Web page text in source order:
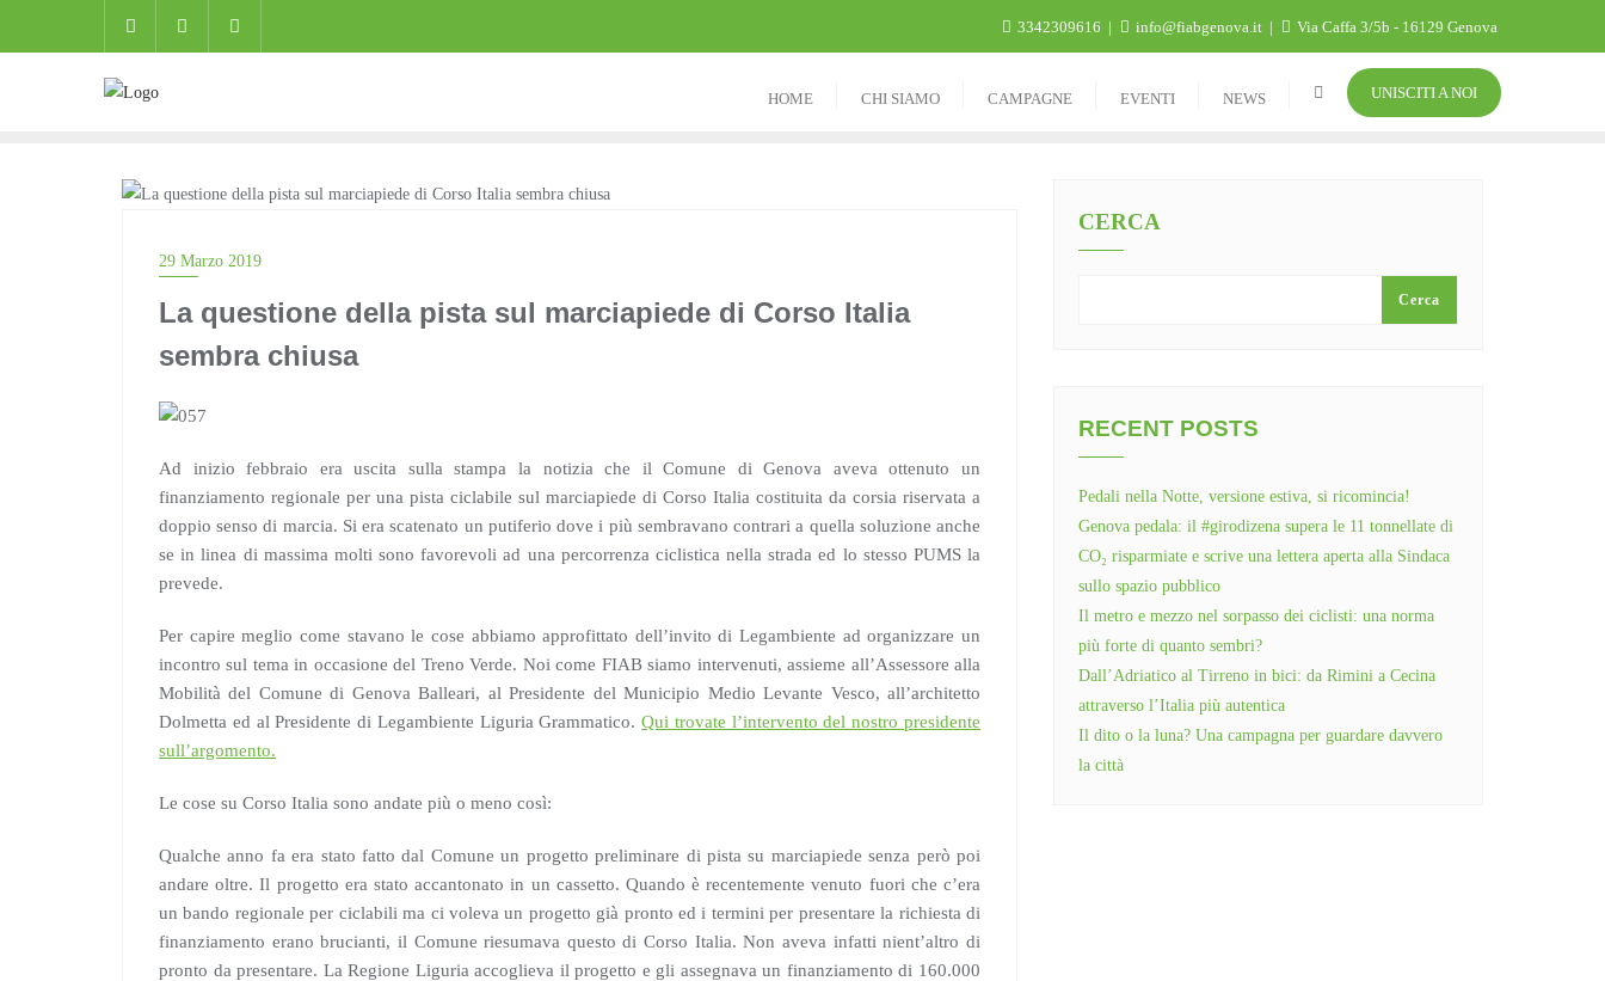
3342309616 info@fiabgenova.it Via Caffa 3/5b - 16129 Genova
HOME CHI SIAMO CAMPAGNE EVENTI NEWS UNISCITI A NOI
29 Marzo 2019
La questione della pista sul marciapiede di Corso Italia
sembra chiusa
Ad inizio febbraio era uscita sulla stampa la notizia che il Comune di Genova aveva ottenuto un
finanziamento regionale per una pista ciclabile sul marciapiede di Corso Italia costituita da corsia riservata a
doppio senso di marcia. Si era scatenato un putiferio dove i più sembravano contrari a quella soluzione anche
se in linea di massima molti sono favorevoli ad una percorrenza ciclistica nella strada ed lo stesso PUMS la
prevede.
Per capire meglio come stavano le cose abbiamo approfittato dell’invito di Legambiente ad organizzare un
incontro sul tema in occasione del Treno Verde. Noi come FIAB siamo intervenuti, assieme all’Assessore alla
Mobilità del Comune di Genova Balleari, al Presidente del Municipio Medio Levante Vesco, all’architetto
Dolmetta ed al Presidente di Legambiente Liguria Grammatico.Qui trovate l’intervento del nostro presidente
sull’argomento.
Le cose su Corso Italia sono andate più o meno così:
Qualche anno fa era stato fatto dal Comune un progetto preliminare di pista su marciapiede senza però poi
andare oltre. Il progetto era stato accantonato in un cassetto. Quando è recentemente venuto fuori che c’era
un bando regionale per ciclabili ma ci voleva un progetto già pronto ed i termini per presentare la richiesta di
finanziamento erano brucianti, il Comune riesumava questo di Corso Italia. Non aveva infatti nient’altro di
pronto da presentare. La Regione Liguria accoglieva il progetto e gli assegnava un finanziamento di 160.000
CERCA
Cerca
RECENT POSTS
Pedali nella Notte, versione estiva, si ricomincia!
Genova pedala: il #girodizena supera le 11 tonnellate di
CO₂ risparmiate e scrive una lettera aperta alla Sindaca
sullo spazio pubblico
Il metro e mezzo nel sorpasso dei ciclisti: una norma
più forte di quanto sembri?
Dall’Adriatico al Tirreno in bici: da Rimini a Cecina
attraverso l’Italia più autentica
Il dito o la luna? Una campagna per guardare davvero
la città